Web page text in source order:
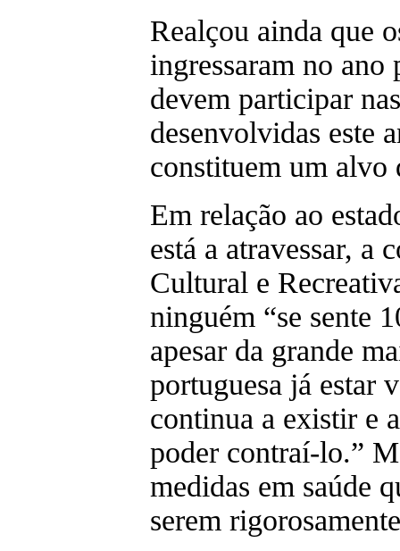
Realçou ainda que
ingressaram no ano
devem participar
desenvolvidas este
constituem um alvo
Em relação ao
está a atravessar, a
Cultural e
ninguém “se sente
apesar da grande
portuguesa já estar
continua a existir e
poder contraí-lo.”
medidas em saúde
serem